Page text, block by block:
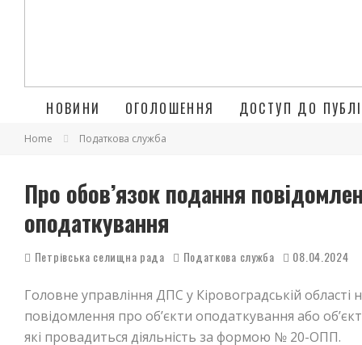
НОВИНИ ОГОЛОШЕННЯ ДОСТУП ДО
Home Податкова служба
Про обов’язок подання
оподаткування
Петрівська селищна рада Податкова служба 08.04.2024
Головне управління ДПС у Кіровоградській області
повідомлення про об’єкти оподаткування або
які провадиться діяльність за формою № 20-ОПП.